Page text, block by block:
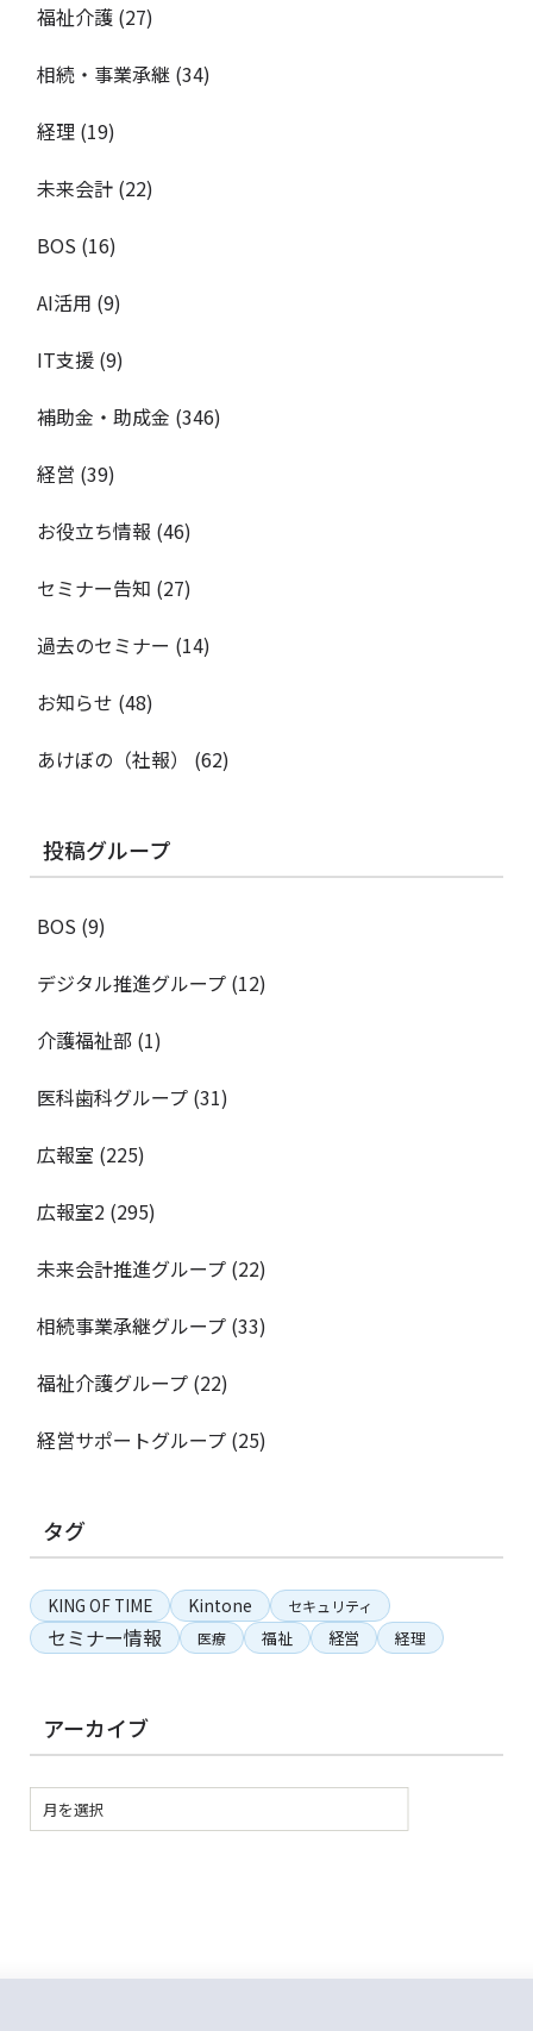
福祉介護 (27)
相続・事業承継 (34)
経理 (19)
未来会計 (22)
BOS (16)
AI活用 (9)
IT支援 (9)
補助金・助成金 (346)
経営 (39)
お役立ち情報 (46)
セミナー告知 (27)
過去のセミナー (14)
お知らせ (48)
あけぼの（社報）
(62)
投稿グループ
BOS (9)
デジタル推進グループ (12)
介護福祉部 (1)
医科歯科グループ (31)
広報室 (225)
広報室2 (295)
未来会計推進グループ (22)
相続事業承継グループ (33)
福祉介護グループ (22)
経営サポートグループ (25)
タグ
KING OF TIME Kintone セキュリティ
セミナー情報 医療 福祉 経営 経理
アーカイブ